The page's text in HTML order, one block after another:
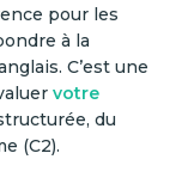
pour les
à la
C’est une
votre
du
(C2).